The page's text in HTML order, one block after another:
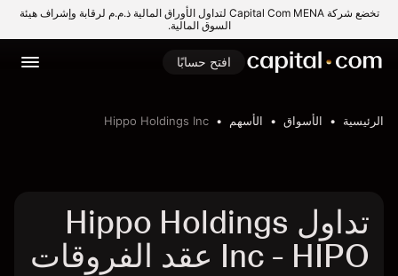
تخضع شركة Capital Com MENA لتداول الأوراق المالية ذ.م.م لرقابة وإشراف هيئة
السوق المالية.
افتح حسابًا
الرئيسية الأسواق الأسهم Hippo Holdings Inc
تداول Hippo Holdings
Inc - HIPO عقد الفروقات